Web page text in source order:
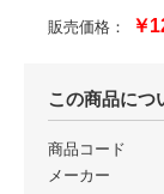
販売価格： ￥
この商品につ
商品コード
メーカー